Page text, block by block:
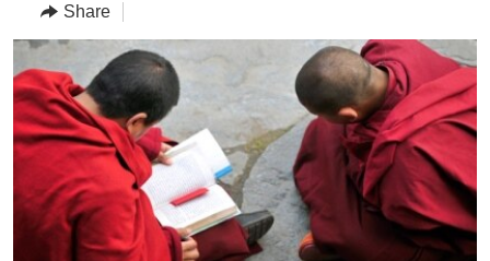
to
AMERICAS
ASIA
EUROPE
MIDDLE EAST
HUMAN RIGHTS
SECURITY AND DEFENSE
AID AND DEVELOPMENT
DEMOCRACY AND GOVERNANCE
ECONOMY AND TRADE
ENVIRONMENT AND HEALTH
IDEALS AND INSTITUTIONS
ARCHIVE
ABOUT US
FOLLOW US
Share